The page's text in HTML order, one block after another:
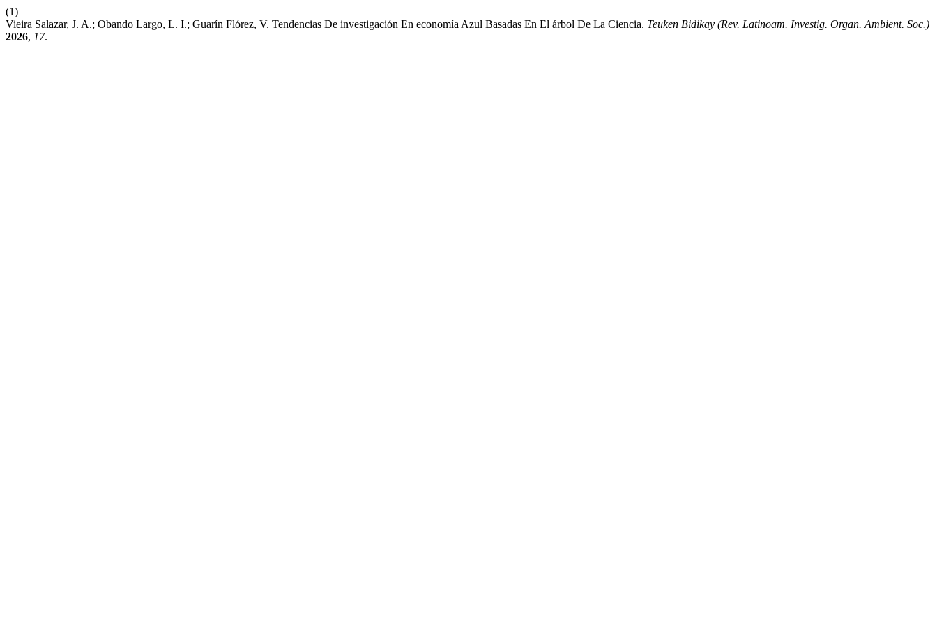
(1)
Vieira Salazar, J. A.; Obando Largo, L. I.; Guarín Flórez, V. Tendencias De investigación En economía Azul Basadas En El árbol De La Ciencia. Teuken Bidikay (Rev. Latinoam. Investig. Organ. Ambient. Soc.)
2026, 17.